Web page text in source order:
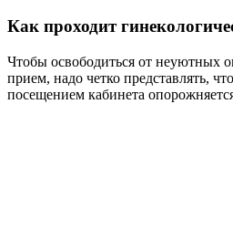
Как проходит
Чтобы освободиться от неуютных
прием, надо четко представлять,
посещением кабинета